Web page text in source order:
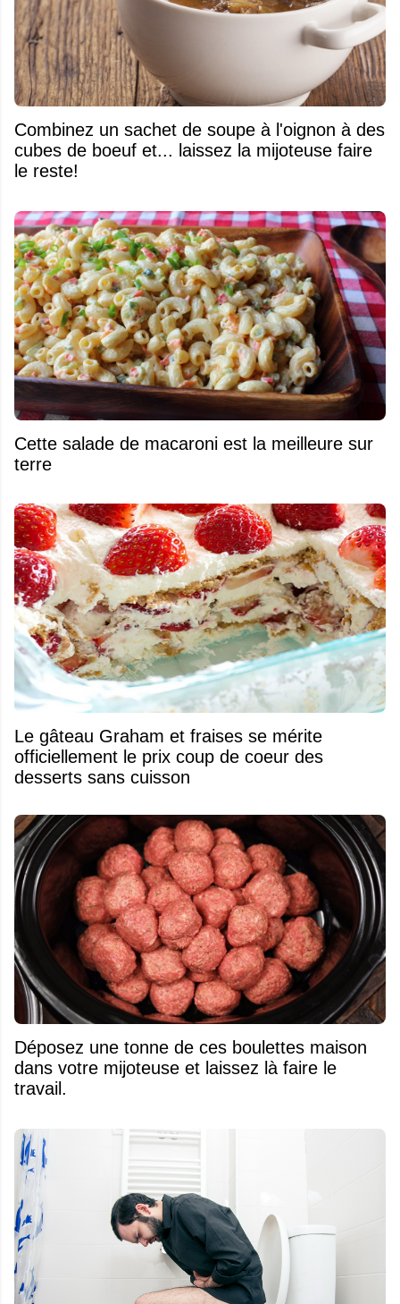
Combinez un sachet de soupe à l'oignon à des
cubes de boeuf et... laissez la mijoteuse faire
le reste!
Cette salade de macaroni est la meilleure sur
terre
Le gâteau Graham et fraises se mérite
officiellement le prix coup de coeur des
desserts sans cuisson
Déposez une tonne de ces boulettes maison
dans votre mijoteuse et laissez là faire le
travail.